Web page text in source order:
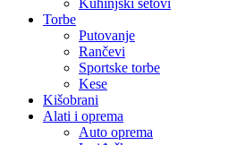
Kuhinjski setovi
Torbe
Putovanje
Rančevi
Sportske torbe
Kese
Kišobrani
Alati i oprema
Auto oprema